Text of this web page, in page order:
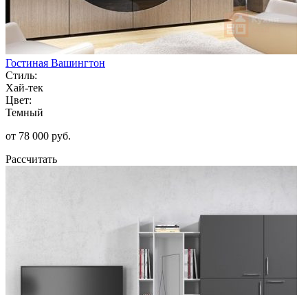
Гостиная Вашингтон
Стиль:
Хай-тек
Цвет:
Темный
от 78 000 руб.
Рассчитать